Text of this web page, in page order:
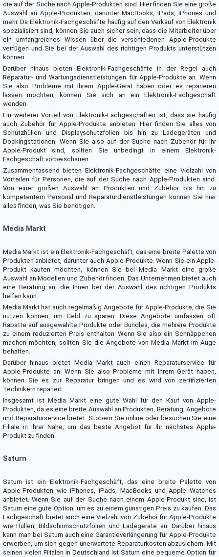
die auf der Suche nach Apple-Produkten sind. Hier finden Sie eine große
Auswahl an Apple-Produkten, darunter MacBooks, iPads, iPhones und
mehr. Da Elektronik-Fachgeschäfte häufig auf den Verkauf von Elektronik
spezialisiert sind, können Sie auch sicher sein, dass die Mitarbeiter über
ein umfangreiches Wissen über die verschiedenen Apple-Produkte
verfügen und Sie bei der Auswahl des richtigen Produkts unterstützen
können.
Darüber hinaus bieten Elektronik-Fachgeschäfte in der Regel auch
Reparatur- und Wartungsdienstleistungen für Apple-Produkte an. Wenn
Sie also Probleme mit Ihrem Apple-Gerät haben oder es reparieren
lassen möchten, können Sie sich an ein Elektronik-Fachgeschäft
wenden.
Ein weiterer Vorteil von Elektronik-Fachgeschäften ist, dass sie häufig
auch Zubehör für Apple-Produkte anbieten. Hier finden Sie alles von
Schutzhüllen und Displayschutzfolien bis hin zu Ladegeräten und
Dockingstationen. Wenn Sie also auf der Suche nach Zubehör für Ihr
Apple-Produkt sind, sollten Sie unbedingt in einem Elektronik-
Fachgeschäft vorbeischauen.
Zusammenfassend bieten Elektronik-Fachgeschäfte eine Vielzahl von
Vorteilen für Personen, die auf der Suche nach Apple-Produkten sind.
Von einer großen Auswahl an Produkten und Zubehör bis hin zu
kompetentem Personal und Reparaturdienstleistungen können Sie hier
alles finden, was Sie benötigen.
Media Markt
Media Markt ist ein Elektronik-Fachgeschäft, das eine breite Palette von
Produkten anbietet, darunter auch Apple-Produkte. Wenn Sie ein Apple-
Produkt kaufen möchten, können Sie bei Media Markt eine große
Auswahl an Modellen und Zubehör finden. Das Unternehmen bietet auch
eine Beratung an, die Ihnen bei der Auswahl des richtigen Produkts
helfen kann.
Media Markt hat auch regelmäßig Angebote für Apple-Produkte, die Sie
nutzen können, um Geld zu sparen. Diese Angebote umfassen oft
Rabatte auf ausgewählte Produkte oder Bundles, die mehrere Produkte
zu einem reduzierten Preis enthalten. Wenn Sie also ein Schnäppchen
machen möchten, sollten Sie die Angebote von Media Markt im Auge
behalten.
Darüber hinaus bietet Media Markt auch einen Reparaturservice für
Apple-Produkte an. Wenn Sie also Probleme mit Ihrem Gerät haben,
können Sie es zur Reparatur bringen und es wird von zertifizierten
Technikern repariert.
Insgesamt ist Media Markt eine gute Wahl für den Kauf von Apple-
Produkten, da es eine breite Auswahl an Produkten, Beratung, Angebote
und Reparaturservice bietet. Stöbern Sie online oder besuchen Sie eine
Filiale in Ihrer Nähe, um das beste Angebot für Ihr nächstes Apple-
Produkt zu finden.
Saturn
Saturn ist ein Elektronik-Fachgeschäft, das eine breite Palette von
Apple-Produkten wie iPhones, iPads, MacBooks und Apple Watches
anbietet. Wenn Sie auf der Suche nach einem Apple-Produkt sind, ist
Saturn eine gute Option, um es zu einem günstigen Preis zu kaufen. Das
Fachgeschäft bietet auch eine Vielzahl von Zubehör für Apple-Produkte
wie Hüllen, Bildschirmschutzfolien und Ladegeräte an. Darüber hinaus
kann man bei Saturn auch eine Garantieverlängerung für Apple-Produkte
erwerben, um sich gegen unerwartete Reparaturkosten abzusichern. Mit
seinen vielen Filialen in Deutschland ist Saturn eine bequeme Option für